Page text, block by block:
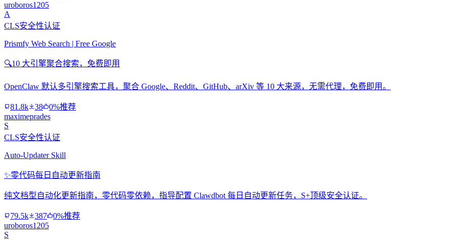
uroboros1205
A
CLS安全性认证
Prismfy Web Search | Free Google
🔍10 大引擎聚合搜索，免费即用
OpenClaw 默认多引擎搜索工具，聚合 Google、Reddit、GitHub、arXiv 等 10 大来源，无需代理，免费即用。
81.8k 38
0%推荐
maximeprades
S
CLS安全性认证
Auto-Updater Skill
✨零代码每日自动更新指南
纯文档型自动化更新指南，零代码零依赖，指导配置 Clawdbot 每日自动更新任务，S+顶级安全认证。
79.5k 387
0%推荐
uroboros1205
S